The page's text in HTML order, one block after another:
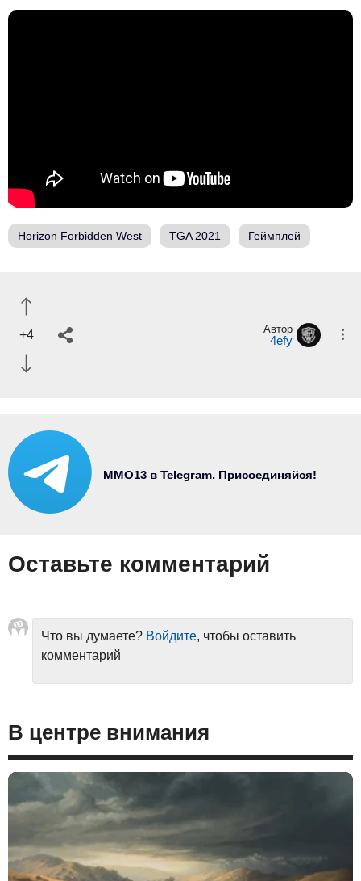
Horizon Forbidden West TGA 2021 Геймплей
+4 Автор
4efy
MMO13 в Telegram. Присоединяйся!
Оставьте комментарий
Что вы думаете? Войдите, чтобы оставить
комментарий
В центре внимания